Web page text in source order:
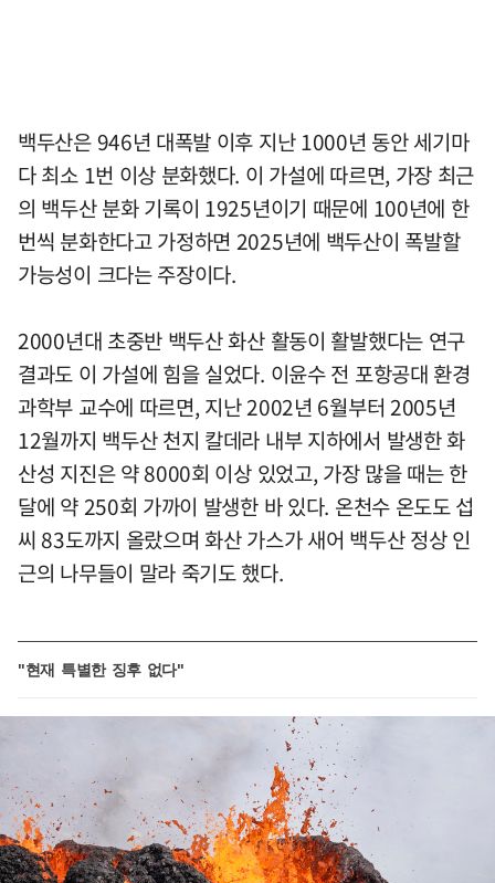
백두산은 946년 대폭발 이후 지난 1000년 동안 세기마
다 최소 1번 이상 분화했다. 이 가설에 따르면, 가장 최근
의 백두산 분화 기록이 1925년이기 때문에 100년에 한
번씩 분화한다고 가정하면 2025년에 백두산이 폭발할
가능성이 크다는 주장이다.
2000년대 초중반 백두산 화산 활동이 활발했다는 연구
결과도 이 가설에 힘을 실었다. 이윤수 전 포항공대 환경
과학부 교수에 따르면, 지난 2002년 6월부터 2005년
12월까지 백두산 천지 칼데라 내부 지하에서 발생한 화
산성 지진은 약 8000회 이상 있었고, 가장 많을 때는 한
달에 약 250회 가까이 발생한 바 있다. 온천수 온도도 섭
씨 83도까지 올랐으며 화산 가스가 새어 백두산 정상 인
근의 나무들이 말라 죽기도 했다.
"현재 특별한 징후 없다"